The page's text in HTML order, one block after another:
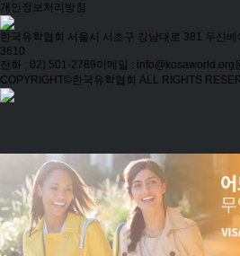
개인정보처리방침
한국유학협회 서울시 서초구 강남대로 381 두산베
3610
전화 : 02) 501-2789이메일 : info@kosaworld.org
COPYRIGHT©한국유학협회 ALL RIGHTS